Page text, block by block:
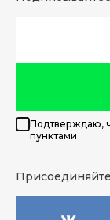
Подтверждаю,
пунктами